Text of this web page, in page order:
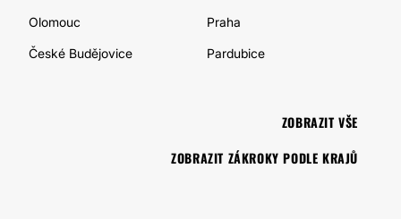
Olomouc
České Budějovice
Praha
Pardubice
ZOBRAZIT VŠE
ZOBRAZIT ZÁKROKY PODLE KRAJŮ